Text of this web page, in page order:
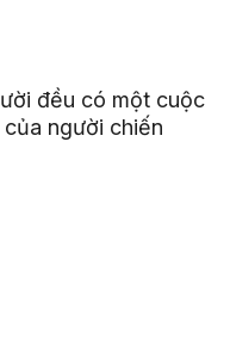
đều có một cuộc
người chiến